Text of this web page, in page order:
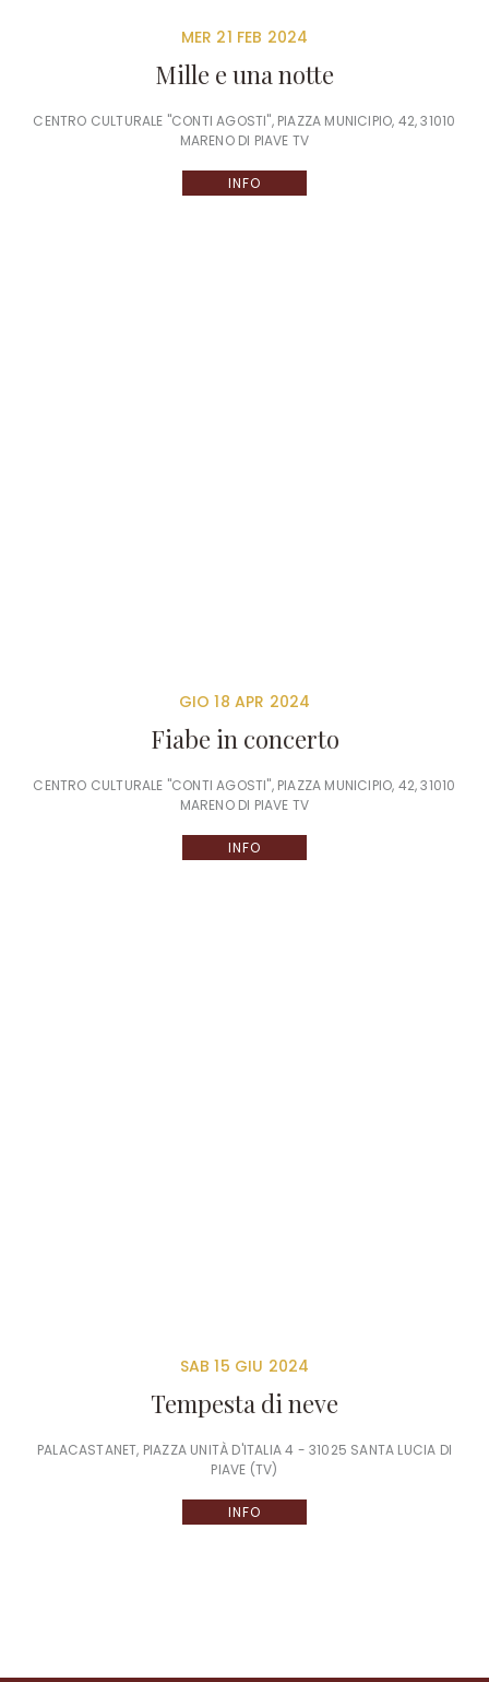
MER 21 FEB 2024
Mille e una notte
CENTRO CULTURALE "CONTI AGOSTI", PIAZZA MUNICIPIO, 42, 31010
MARENO DI PIAVE TV
INFO
GIO 18 APR 2024
Fiabe in concerto
CENTRO CULTURALE "CONTI AGOSTI", PIAZZA MUNICIPIO, 42, 31010
MARENO DI PIAVE TV
INFO
SAB 15 GIU 2024
Tempesta di neve
PALACASTANET, PIAZZA UNITÀ D'ITALIA 4 - 31025 SANTA LUCIA DI
PIAVE (TV)
INFO